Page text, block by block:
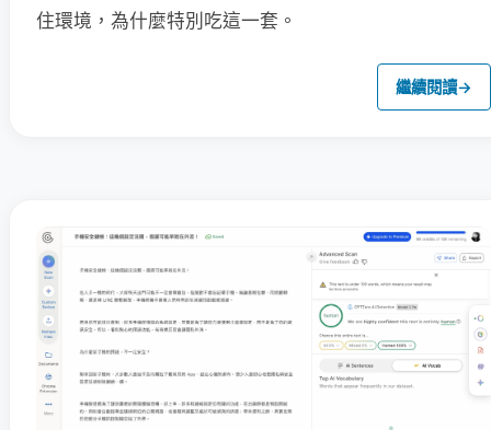
住環境，為什麼特別吃這一套。
繼續閱讀→